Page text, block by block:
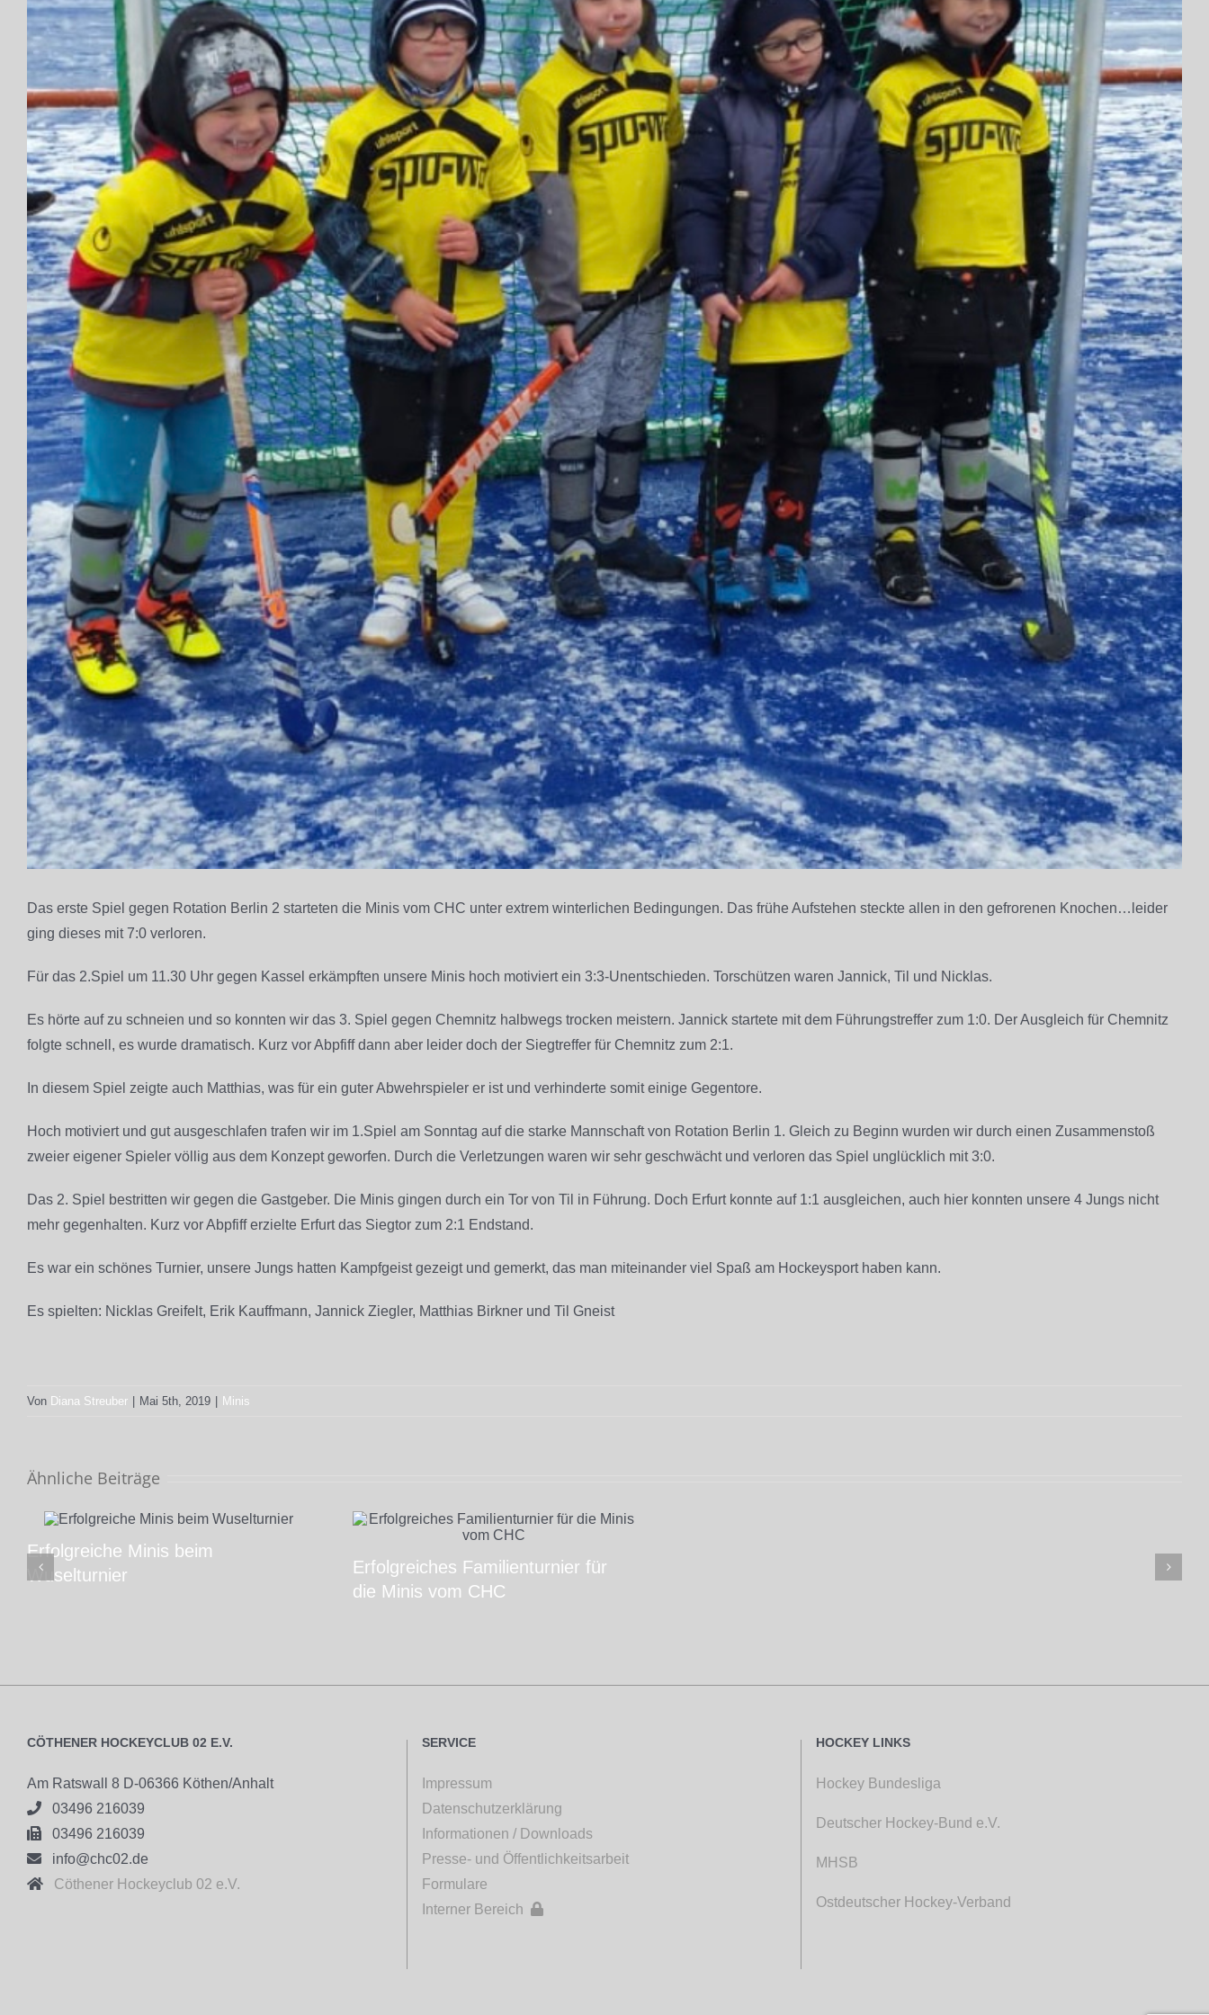
Das erste Spiel gegen Rotation Berlin 2 starteten die Minis vom CHC unter extrem winterlichen Bedingungen. Das frühe Aufstehen steckte allen in den gefrorenen Knochen…leider
ging dieses mit 7:0 verloren.
Für das 2.Spiel um 11.30 Uhr gegen Kassel erkämpften unsere Minis hoch motiviert ein 3:3-Unentschieden. Torschützen waren Jannick, Til und Nicklas.
Es hörte auf zu schneien und so konnten wir das 3. Spiel gegen Chemnitz halbwegs trocken meistern. Jannick startete mit dem Führungstreffer zum 1:0. Der Ausgleich für Chemnitz
folgte schnell, es wurde dramatisch. Kurz vor Abpfiff dann aber leider doch der Siegtreffer für Chemnitz zum 2:1.
In diesem Spiel zeigte auch Matthias, was für ein guter Abwehrspieler er ist und verhinderte somit einige Gegentore.
Hoch motiviert und gut ausgeschlafen trafen wir im 1.Spiel am Sonntag auf die starke Mannschaft von Rotation Berlin 1. Gleich zu Beginn wurden wir durch einen Zusammenstoß
zweier eigener Spieler völlig aus dem Konzept geworfen. Durch die Verletzungen waren wir sehr geschwächt und verloren das Spiel unglücklich mit 3:0.
Das 2. Spiel bestritten wir gegen die Gastgeber. Die Minis gingen durch ein Tor von Til in Führung. Doch Erfurt konnte auf 1:1 ausgleichen, auch hier konnten unsere 4 Jungs nicht
mehr gegenhalten. Kurz vor Abpfiff erzielte Erfurt das Siegtor zum 2:1 Endstand.
Es war ein schönes Turnier, unsere Jungs hatten Kampfgeist gezeigt und gemerkt, das man miteinander viel Spaß am Hockeysport haben kann.
Es spielten: Nicklas Greifelt, Erik Kauffmann, Jannick Ziegler, Matthias Birkner und Til Gneist
Von Diana Streuber Mai 5th, 2019 Minis
Ähnliche Beiträge
Erfolgreiche Minis beim
Wuselturnier
Erfolgreiches Familienturnier für
die Minis vom CHC
CÖTHENER HOCKEYCLUB 02 E.V.
Am Ratswall 8 D-06366 Köthen/Anhalt
 03496 216039
 03496 216039
 info@chc02.de
 Cöthener Hockeyclub 02 e.V.
SERVICE
Impressum
Datenschutzerklärung
Informationen / Downloads
Presse- und Öffentlichkeitsarbeit
Formulare
Interner Bereich 
HOCKEY LINKS
Hockey Bundesliga
Deutscher Hockey-Bund e.V.
MHSB
Ostdeutscher Hockey-Verband